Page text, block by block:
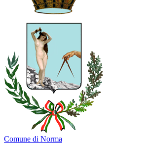
Comune di Norma